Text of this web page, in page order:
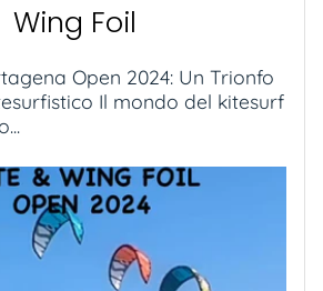
Wing Foil
Open 2024: Un Trionfo
Il mondo del kitesurf